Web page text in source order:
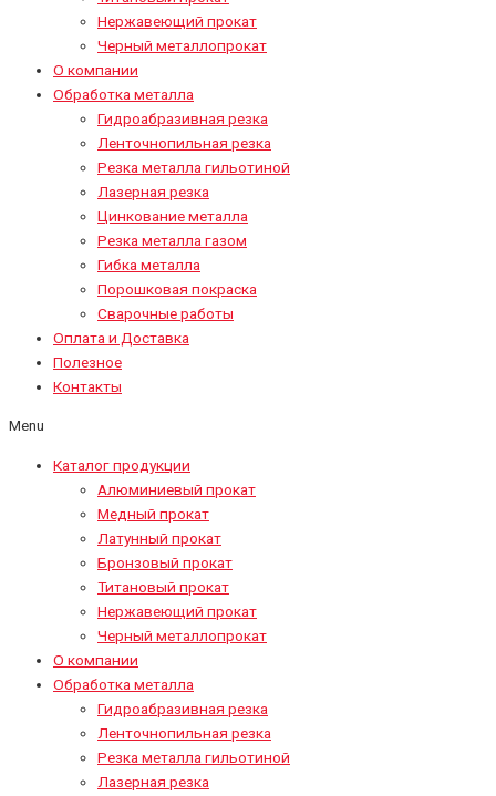
Нержавеющий прокат
Черный металлопрокат
О компании
Обработка металла
Гидроабразивная резка
Ленточнопильная резка
Резка металла гильотиной
Лазерная резка
Цинкование металла
Резка металла газом
Гибка металла
Порошковая покраска
Сварочные работы
Оплата и Доставка
Полезное
Контакты
Menu
Каталог продукции
Алюминиевый прокат
Медный прокат
Латунный прокат
Бронзовый прокат
Титановый прокат
Нержавеющий прокат
Черный металлопрокат
О компании
Обработка металла
Гидроабразивная резка
Ленточнопильная резка
Резка металла гильотиной
Лазерная резка